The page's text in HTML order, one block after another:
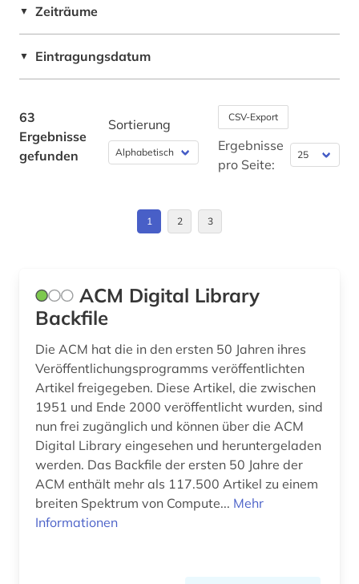
forschung (1)
forschungsbericht (1)
gebrauchsmusteranmeldung (1)
gebrauchsmusterrecht (1)
geisteswissenschaften (3)
geowissenschaften (1)
geschichte (2)
▼ Zeiträume
▼ Eintragungsdatum
63
Ergebnisse
gefunden
Sortierung CSV-Export
Ergebnisse
pro Seite:
1 2 3
ACM Digital Library
Backfile
Die ACM hat die in den ersten 50 Jahren ihres
Veröffentlichungsprogramms veröffentlichten
Artikel freigegeben. Diese Artikel, die zwischen
1951 und Ende 2000 veröffentlicht wurden, sind
nun frei zugänglich und können über die ACM
Digital Library eingesehen und heruntergeladen
werden. Das Backfile der ersten 50 Jahre der
ACM enthält mehr als 117.500 Artikel zu einem
breiten Spektrum von Compute... Mehr
Informationen